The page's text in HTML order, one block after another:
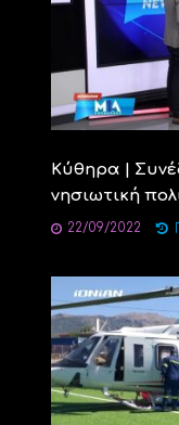
Κύθηρα |
νησιωτική
22/09/2022